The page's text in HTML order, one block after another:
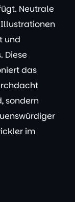
Neutrale
Illustrationen
und
Diese
das
sondern
im